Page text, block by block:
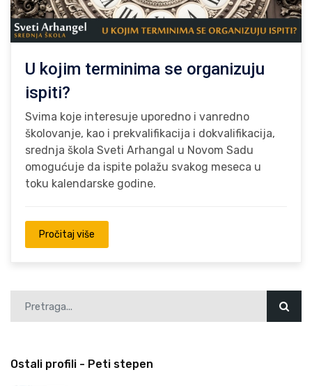
U kojim terminima se organizuju
ispiti?
Svima koje interesuje uporedno i vanredno
školovanje, kao i prekvalifikacija i dokvalifikacija,
srednja škola Sveti Arhangal u Novom Sadu
omogućuje da ispite polažu svakog meseca u
toku kalendarske godine.
Pročitaj više
Ostali profili - Peti stepen